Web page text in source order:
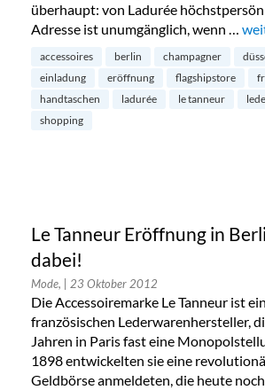
überhaupt: von Ladurée
Adresse ist unumgänglich, wenn …
accessoires berlin champagner
einladung
eröffnung flagshipstore
handtaschen
ladurée le tanneur
shopping
Le Tanneur Eröffnung in
dabei!
Mode, | 23 Oktober 2012
Die Accessoiremarke Le Tanneur ist
französischen Lederwarenhersteller,
Jahren in Paris fast eine
1898 entwickelten sie eine
Geldbörse anmeldeten, die heute